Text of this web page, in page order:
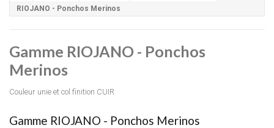
RIOJANO - Ponchos Merinos
Gamme RIOJANO - Ponchos
Merinos
Couleur unie et col finition CUIR
Gamme RIOJANO - Ponchos Merinos